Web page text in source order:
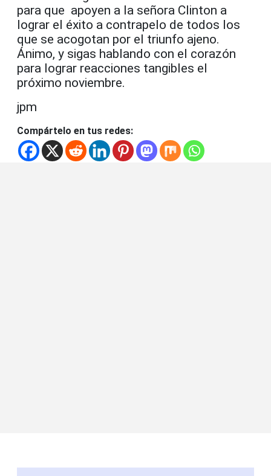
para que apoyen a la señora Clinton a
lograr el éxito a contrapelo de todos los
que se acogotan por el triunfo ajeno.
Ánimo, y sigas hablando con el corazón
para lograr reacciones tangibles el
próximo noviembre.
jpm
Compártelo en tus redes: